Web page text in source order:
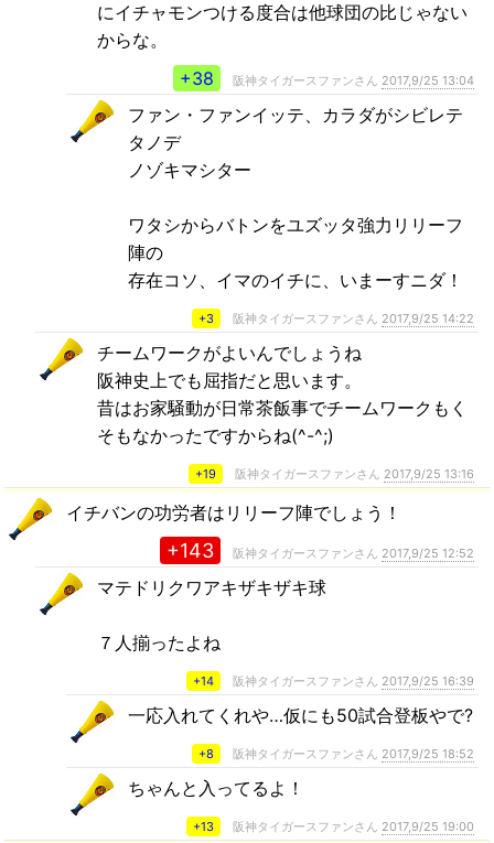
にイチャモンつける度合は他球団の比じゃない
からな。
+38
阪神タイガースファンさん 2017,9/25 13:04
ファン・ファンイッテ、カラダがシビレテ
タノデ
ノゾキマシター
ワタシからバトンをユズッタ強力リリーフ
陣の
存在コソ、イマのイチに、いまーすニダ！
+3 阪神タイガースファンさん 2017,9/25 14:22
チームワークがよいんでしょうね
阪神史上でも屈指だと思います。
昔はお家騒動が日常茶飯事でチームワークもく
そもなかったですからね(^-^;)
+19 阪神タイガースファンさん 2017,9/25 13:16
イチバンの功労者はリリーフ陣でしょう！
+143 阪神タイガースファンさん 2017,9/25 12:52
マテドリクワアキザキザキ球
７人揃ったよね
+14 阪神タイガースファンさん 2017,9/25 16:39
一応入れてくれや…仮にも50試合登板やで?
+8 阪神タイガースファンさん 2017,9/25 18:52
ちゃんと入ってるよ！
+13 阪神タイガースファンさん 2017,9/25 19:00